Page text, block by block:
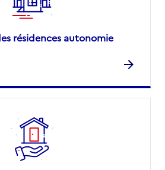
résidences autonomie